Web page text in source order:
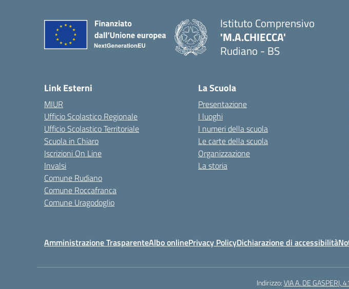
Istituto Comprensivo
'M.A.CHIECCA'
Rudiano - BS
Link Esterni
MIUR
Ufficio Scolastico Regionale
Ufficio Scolastico Territoriale
Scuola in Chiaro
Iscrizioni On Line
Invalsi
Comune Rudiano
Comune Roccafranca
Comune Uragodoglio
La Scuola
Presentazione
I luoghi
I numeri della scuola
Le carte della scuola
Organizzazione
La storia
Amministrazione TrasparenteAlbo onlinePrivacy PolicyDichiarazione di accessibilità
Indirizzo:VIA A. DE GASPERI,